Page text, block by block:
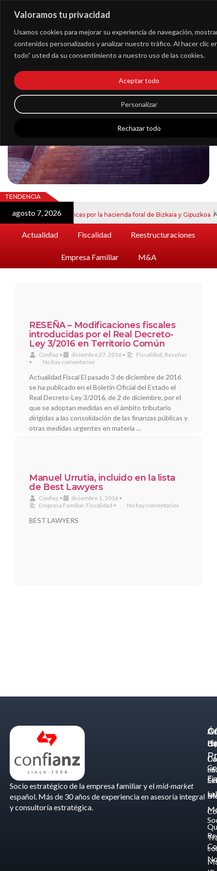
Valoramos tu privacidad
Usamos cookies para mejorar su experiencia de navegación,
contenidos personalizados y analizar nuestro tráfico. Al hacer clic
todo” usted da su consentimiento a nuestro uso de las cookies.
Personalizar
Rechazar todo
Aceptar todo
Blog
Noticias
TENDENCIA
agosto 7, 2026electrónicas por la hacienda foral de Bizkaia y Gipuzkoa julio
Actualidad Fiscalidad Reestructuraciones
Empresa Familiar M&A
RESEÑA – Modificaciones fiscales
introducidas por el Real Decreto-
Ley 3/2016 en Territorio Común
Confiaz • diciembre 27, 2016 • Fiscalidad, Reseñas
•
No hay comentarios
Actualidad Fiscal El pasado 3 de diciembre de 2016
se ha publicado en el Boletín Oficial del Estado el
Real Decreto-Ley 3/2016, de 2 de diciembre, por el
que se adoptan medidas en el ámbito tributario
dirigidas a las consolidación de las finanzas públicas y
otras medidas urgentes en materia …
Manuel Urrutia, incluido en la lista
de Best Lawyers
Confiaz • diciembre 1, 2016 •
Empresa Familiar, Fiscalidad • No hay comentarios
BEST LAWYERS
Socio estratégico de la empresa familiar y elmid-market
español. Más de 30 años de experiencia en asesoría integral
y consultoría estratégica.
de
-